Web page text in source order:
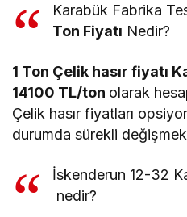
Karabük Fabrika
Ton Fiyatı Nedir?
1 Ton Çelik hasır fiyatı
14100 TL/ton olarak
Çelik hasır fiyatları
durumda sürekli
İskenderun 12-32
nedir?